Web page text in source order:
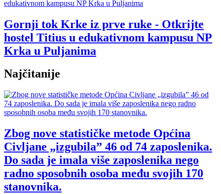
Gornji tok Krke iz prve ruke - Otkrijte
hostel Titius u edukativnom kampusu NP
Krka u Puljanima
Najčitanije
Zbog nove statističke metode Općina
Civljane „izgubila” 46 od 74 zaposlenika.
Do sada je imala više zaposlenika nego
radno sposobnih osoba među svojih 170
stanovnika.